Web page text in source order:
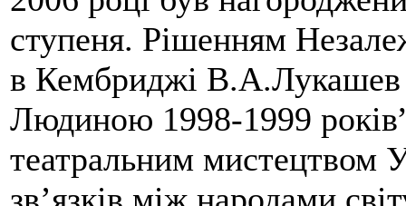
ступеня. Рішенням
в Кембриджі
Людиною 1998-1999
театральним мистецтвом
зв’язків між народами